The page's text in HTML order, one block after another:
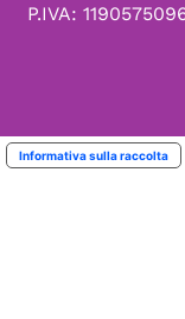
P.IVA:
Informativa sulla raccolta